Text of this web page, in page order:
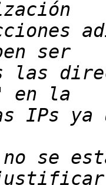
las
no se